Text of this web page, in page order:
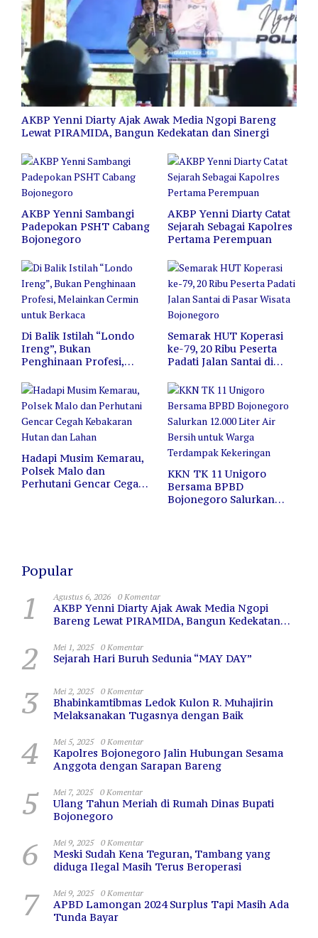
AKBP Yenni Diarty Ajak Awak Media Ngopi Bareng
Lewat PIRAMIDA, Bangun Kedekatan dan Sinergi
AKBP Yenni Sambangi
Padepokan PSHT Cabang
Bojonegoro
AKBP Yenni Diarty Catat
Sejarah Sebagai Kapolres
Pertama Perempuan
Di Balik Istilah “Londo
Ireng”, Bukan
Penghinaan Profesi,
Berkaca
Semarak HUT Koperasi
ke-79, 20 Ribu Peserta
Padati Jalan Santai di
Hadapi Musim Kemarau,
Polsek Malo dan
Perhutani Gencar Cegah
KKN TK 11 Unigoro
Bersama BPBD
Bojonegoro Salurkan
Popular
1 Agustus 6, 2026 0 Komentar
AKBP Yenni Diarty Ajak Awak Media Ngopi
Bareng Lewat PIRAMIDA, Bangun Kedekatan
2 Mei 1, 2025 0 Komentar
Sejarah Hari Buruh Sedunia “MAY DAY”
3 Mei 2, 2025 0 Komentar
Bhabinkamtibmas Ledok Kulon R. Muhajirin
Melaksanakan Tugasnya dengan Baik
4 Mei 5, 2025 0 Komentar
Kapolres Bojonegoro Jalin Hubungan Sesama
Anggota dengan Sarapan Bareng
5 Mei 7, 2025 0 Komentar
Ulang Tahun Meriah di Rumah Dinas Bupati
Bojonegoro
6 Mei 9, 2025 0 Komentar
Meski Sudah Kena Teguran, Tambang yang
diduga Ilegal Masih Terus Beroperasi
7 Mei 9, 2025 0 Komentar
APBD Lamongan 2024 Surplus Tapi Masih Ada
Tunda Bayar